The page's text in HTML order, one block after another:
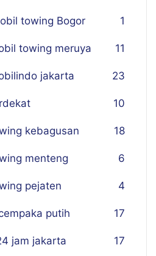
towing Bogor 1
towing meruya 11
jakarta 23
10
kebagusan 18
menteng 6
pejaten 4
putih 17
jam jakarta 17